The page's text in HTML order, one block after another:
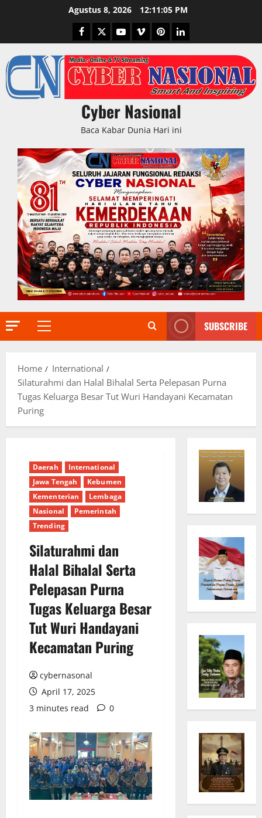
Agustus 8, 2026 12:11:06 PM
Facebook
TwitterYoutubeVimeoPinterestLinkedIn
Cyber Nasional
Baca Kabar Dunia Hari ini
Primary
SUBSCRIBE
Home
International
Silaturahmi dan Halal Bihalal Serta Pelepasan Purna
Tugas Keluarga Besar Tut Wuri Handayani Kecamatan
Puring
Daerah
International
Jawa Tengah
Kebumen
Kementerian
Lembaga
Nasional
Pemerintah
Trending
Silaturahmi dan
Halal Bihalal Serta
Pelepasan Purna
Tugas Keluarga Besar
Tut Wuri Handayani
Kecamatan Puring
cybernasonal
April 17, 2025
3 minutes read
0